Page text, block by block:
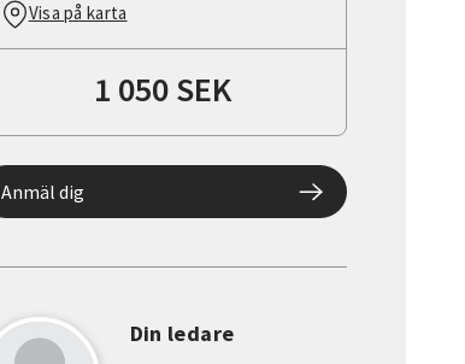
Visa på karta
1 050 SEK
Anmäl dig
Din ledare